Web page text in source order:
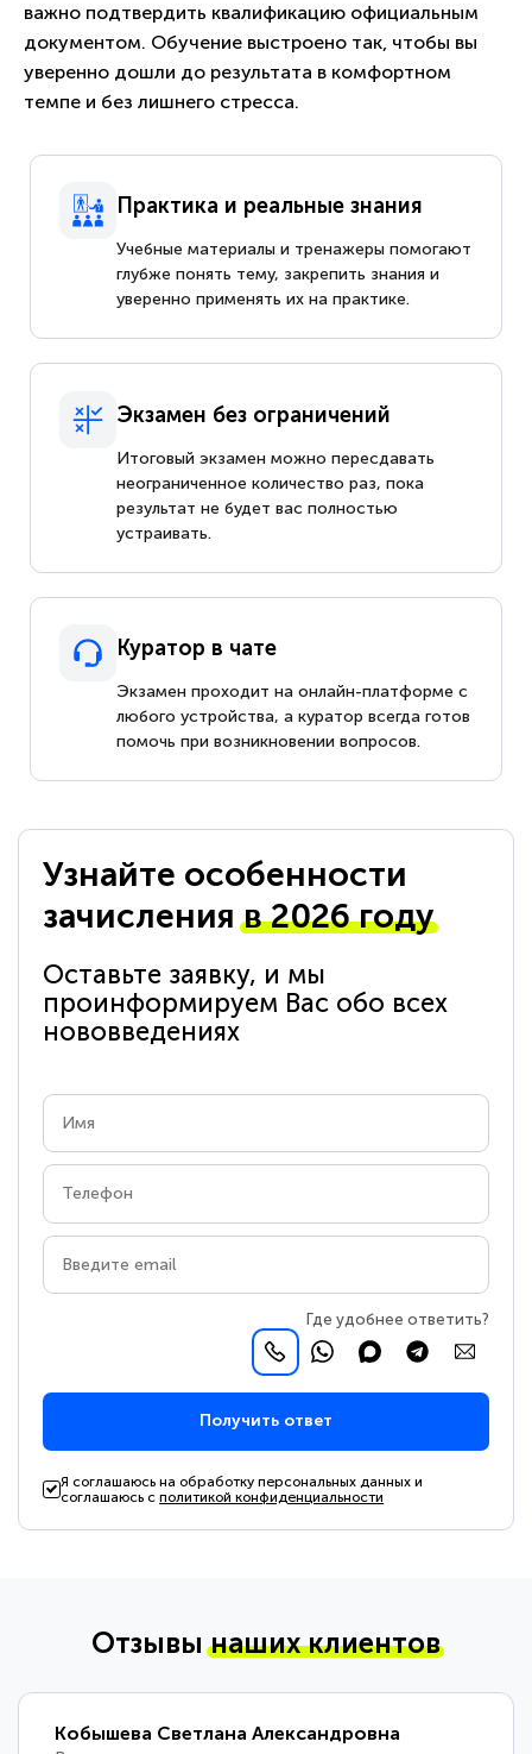
важно подтвердить квалификацию официальным
документом. Обучение выстроено так, чтобы вы
уверенно дошли до результата в комфортном
темпе и без лишнего стресса.
Практика и реальные знания
Учебные материалы и тренажеры помогают
глубже понять тему, закрепить знания и
уверенно применять их на практике.
Экзамен без ограничений
Итоговый экзамен можно пересдавать
неограниченное количество раз, пока
результат не будет вас полностью
устраивать.
Куратор в чате
Экзамен проходит на онлайн-платформе с
любого устройства, а куратор всегда готов
помочь при возникновении вопросов.
Узнайте особенности
зачисленияв 2026 году
Оставьте заявку, и мы
проинформируем Вас обо всех
нововведениях
Где удобнее ответить?
Получить ответ
Я соглашаюсь на обработку персональных данных и
соглашаюсь сполитикой конфиденциальности
Отзывынаших клиентов
Терешкевич Алексей Игоревич